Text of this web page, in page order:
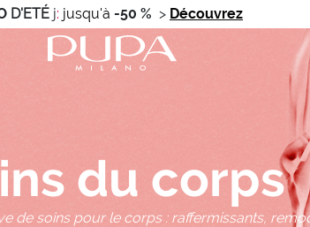
D'ETÉ j: jusqu'à -50 % > Découvrez
du corps
de soins pour le corps : raffermissants,